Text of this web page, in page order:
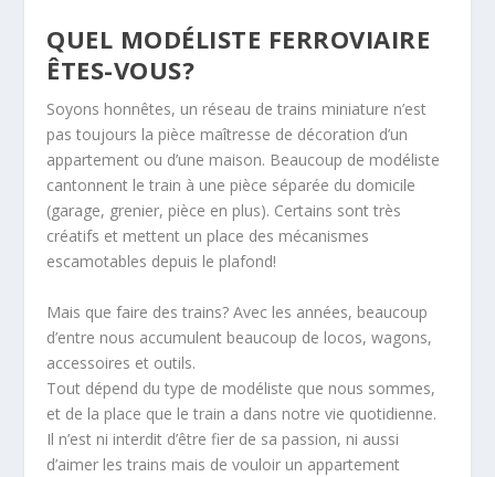
QUEL MODÉLISTE FERROVIAIRE
ÊTES-VOUS?
Soyons honnêtes, un réseau de trains miniature n’est
pas toujours la pièce maîtresse de décoration d’un
appartement ou d’une maison. Beaucoup de modéliste
cantonnent le train à une pièce séparée du domicile
(garage, grenier, pièce en plus). Certains sont très
créatifs et mettent un place des mécanismes
escamotables depuis le plafond!
Mais que faire des trains? Avec les années, beaucoup
d’entre nous accumulent beaucoup de locos, wagons,
accessoires et outils.
Tout dépend du type de modéliste que nous sommes,
et de la place que le train a dans notre vie quotidienne.
Il n’est ni interdit d’être fier de sa passion, ni aussi
d’aimer les trains mais de vouloir un appartement